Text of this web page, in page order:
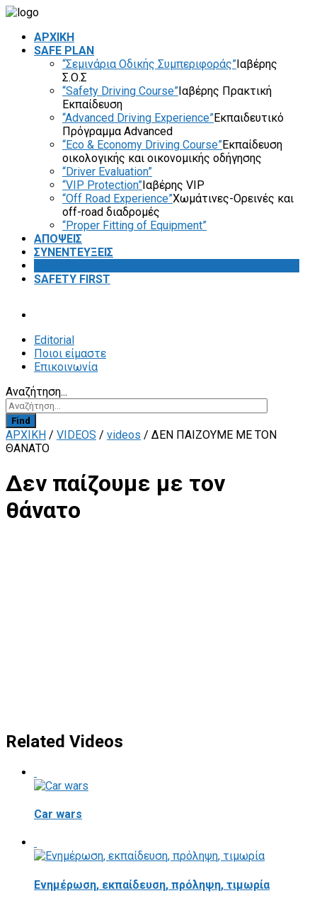
ΑΡΧΙΚΗ
SAFE PLAN
“Σεμινάρια Οδικής Συμπεριφοράς”Ιαβέρης
Σ.Ο.Σ
“Safety Driving Course”Ιαβέρης Πρακτική
Εκπαίδευση
“Advanced Driving Experience”Εκπαιδευτικό
Πρόγραμμα Advanced
“Eco & Economy Driving Course”Εκπαίδευση
οικολογικής και οικονομικής οδήγησης
“Driver Evaluation”
“VIP Protection”Ιαβέρης VIP
“Off Road Experience”Χωμάτινες-Ορεινές και
off-road διαδρομές
“Proper Fitting of Equipment”
ΑΠΟΨΕΙΣ
ΣΥΝΕΝΤΕΥΞΕΙΣ
SAFETY FIRST
Editorial
Ποιοι είμαστε
Επικοινωνία
Αναζήτηση...
Find
ΑΡΧΙΚΗ / VIDEOS / videos / ΔΕΝ ΠΑΊΖΟΥΜΕ ΜΕ ΤΟΝ
ΘΆΝΑΤΟ
Δεν παίζουμε με τον
θάνατο
Related Videos
Car wars
Ενημέρωση, εκπαίδευση, πρόληψη, τιμωρία